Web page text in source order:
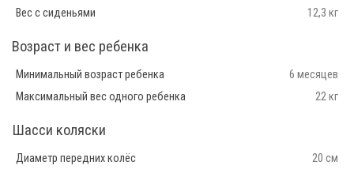
Вес с сиденьями
12,3 кг
Возраст и вес ребенка
Минимальный возраст ребенка
6 месяцев
Максимальный вес одного ребенка
22 кг
Шасси коляски
Диаметр передних колёс
20 см